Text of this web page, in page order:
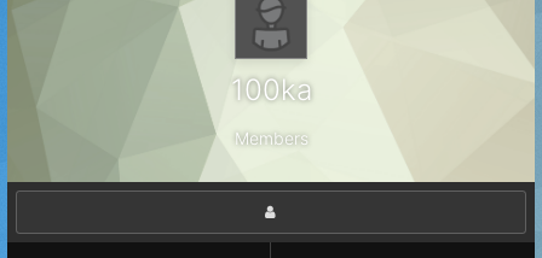
100ka
Members